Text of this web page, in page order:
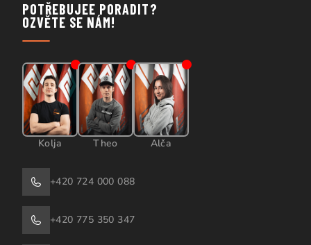
POTŘEBUJEE PORADIT?
OZVĚTE SE NÁM!
Kolja Theo Alča
+420 724 000 088
+420 775 350 347